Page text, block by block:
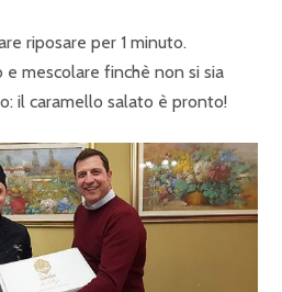
riposare per 1 minuto.
mescolare finchè non si sia
il caramello salato è pronto!